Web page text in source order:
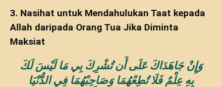
3. Nasihat untuk Mendahulukan Taat kepada
Allah daripada Orang Tua Jika Diminta
Maksiat
وَإِنْ جَاهَدَاكَ عَلَى أَن تُشْرِكَ بِي مَا لَيْسَ لَكَ
بِهِ عِلْمٌ فَلَا تُطِعْهُمَا وَصَاحِبْهُمَا فِي الدُّنْيَا